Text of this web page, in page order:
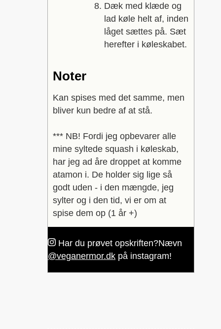
Dæk med klæde og
lad køle helt af, inden
låget sættes på. Sæt
herefter i køleskabet.
Noter
Kan spises med det samme, men
bliver kun bedre af at stå.
*** NB! Fordi jeg opbevarer alle
mine syltede squash i køleskab,
har jeg ad åre droppet at komme
atamon i. De holder sig lige så
godt uden - i den mængde, jeg
sylter og i den tid, vi er om at
spise dem op (1 år +)
Har du prøvet opskriften?Nævn
@veganermor.dk på instagram!